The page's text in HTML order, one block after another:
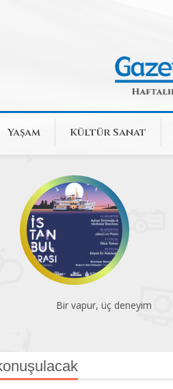
Yaşam Kültür Sanat
Bir vapur, üç deneyim